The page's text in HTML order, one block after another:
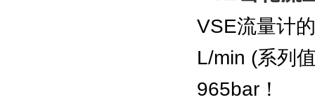
VSE流量计
L/min (系列
965bar！